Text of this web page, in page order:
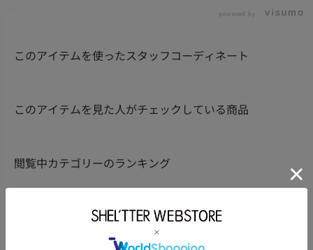
powered by
このアイテムを使ったスタッフコーディネート
このアイテムを見た人がチェックしている商品
閲覧中カテゴリーのランキング
TOPICS